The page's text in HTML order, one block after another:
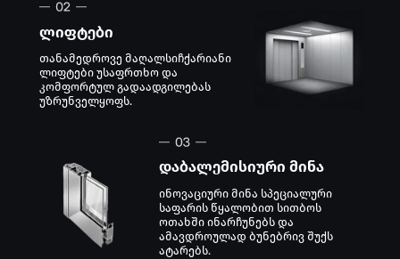
ინოვაციური მინა სპეციალური
საფარის წყალობით სითბოს
ოთახში ინარჩუნებს და
ამავდროულად ბუნებრივ შუქს
ატარებს.
თანამედროვე მაღალსიჩქარიანი
ლიფტები უსაფრთხო და
კომფორტულ გადაადგილებას
უზრუნველყოფს.
ლიფტები
დაბალემისიური მინა